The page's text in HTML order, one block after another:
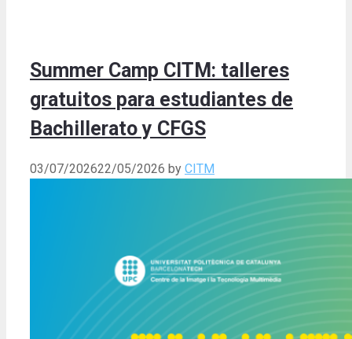
Summer Camp CITM: talleres
gratuitos para estudiantes de
Bachillerato y CFGS
03/07/202622/05/2026 by CITM